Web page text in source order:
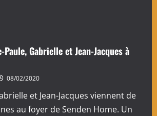
Gabrielle et Jean-Jacques à
08/02/2020
et Jean-Jacques viennent de
au foyer de Senden Home. Un